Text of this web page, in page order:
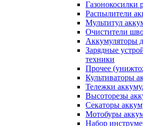
Газонокосилки
Распылители
Мультитул
Очистители
Аккумуляторы
Зарядные
техники
Прочее
Культиваторы
Тележки
Высоторезы
Секаторы
Мотобуры
Набор